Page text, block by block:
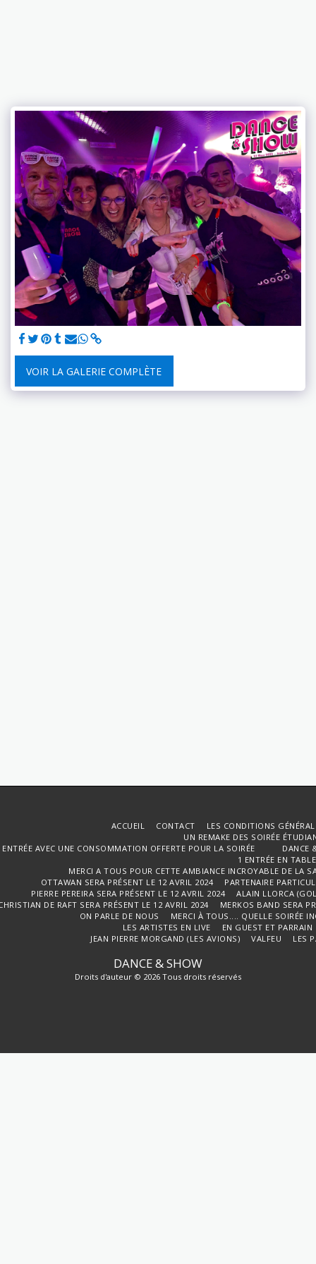
VOIR LA GALERIE COMPLÈTE
DANCE & SHOW
Droits d'auteur © 2026 Tous droits réservés
ACCUEIL CONTACT
LES CONDITIONS
UN REMAKE DES SOIRÉE
ENTRÉE AVEC UNE CONSOMMATION OFFERTE POUR LA SOIRÉE DANCE
1 ENTRÉE EN
MERCI A TOUS POUR CETTE AMBIANCE INCROYABLE DE LA
OTTAWAN SERA PRÉSENT LE 12 AVRIL 2024
PARTENAIRE
PIERRE PEREIRA SERA PRÉSENT LE 12 AVRIL 2024
ALAIN LLORCA
DE RAFT SERA PRÉSENT LE 12 AVRIL 2024
MERKOS BAND SERA
ON PARLE DE NOUS
MERCI À TOUS.... QUELLE SOIRÉE
LES ARTISTES EN LIVE
EN GUEST ET PARRAIN
JEAN PIERRE MORGAND (LES AVIONS)
VALFEU LES